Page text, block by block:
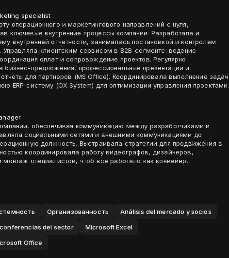
specialist
операционного и маркетингового направлений с нуля,
ключевые внутренние процессы компании. Разработала и
внутренней отчетности, занималась постановкой и контролем
Управляла клиентским сервисом в B2B-сегменте: ведение
оплат и сопровождение проектов. Регулярно
бизнес-предложения, профессиональные презентации и
для партнеров (MS Office). Координировала выполнение задач
ERP-систему (OX System) для оптимизации управления проектами.
обеспечивая коммуникацию между разработчиками и
социальными сетями и внешними коммуникациями до
должность. Выстраивала стратегии для продвижения в
координировала работу видеографов, дизайнеров,
монтаж специалистов, чтоб все работало как конвейер.
Организованность
Análisis del mercado y socios
del sector
Microsoft Excel
Office